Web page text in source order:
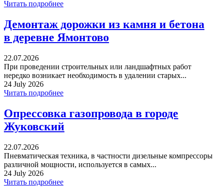
Читать подробнее
Демонтаж дорожки из камня и бетона
в деревне Ямонтово
22.07.2026
При проведении строительных или ландшафтных работ
нередко возникает необходимость в удалении старых...
24 July 2026
Читать подробнее
Опрессовка газопровода в городе
Жуковский
22.07.2026
Пневматическая техника, в частности дизельные компрессоры
различной мощности, используется в самых...
24 July 2026
Читать подробнее